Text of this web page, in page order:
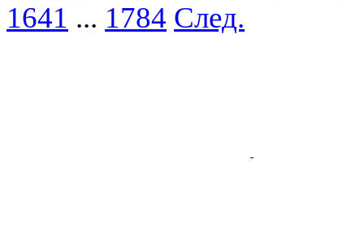
1641 ... 1784 След.